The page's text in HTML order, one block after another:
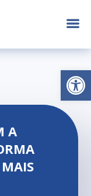
Abrir
a
A